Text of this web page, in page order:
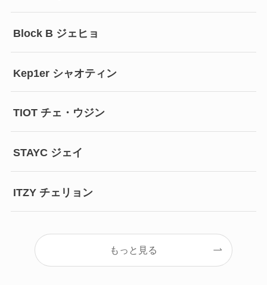
Block B ジェヒョ
Kep1er シャオティン
TIOT チェ・ウジン
STAYC ジェイ
ITZY チェリョン
もっと見る